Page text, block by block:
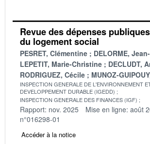
Revue des dépenses
du logement social
PESRET, Clémentine
DELORME,
LEPETIT, Marie-Christine
DECLUDT,
RODRIGUEZ, Cécile
MUNOZ-
INSPECTION GENERALE DE L'ENVIRONNEMENT
DEVELOPPEMENT DURABLE (IGEDD)
INSPECTION GENERALE DES FINANCES (IGF)
Rapport: nov. 2025 Mise en ligne: août
n°016298-01
Accéder à la notice